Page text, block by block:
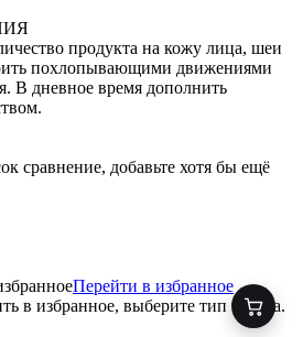
продукта на кожу лица, шеи
похлопывающими движениями
В дневное время дополнить
сравнение, добавьте хотя бы ещё
Перейти в избранное
в избранное, выберите тип товара.